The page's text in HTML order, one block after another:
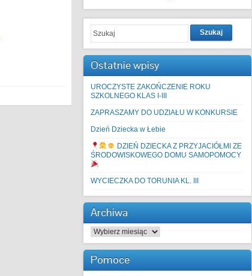
Szukaj
Ostatnie wpisy
UROCZYSTE ZAKOŃCZENIE ROKU
SZKOLNEGO KLAS I-III
ZAPRASZAMY DO UDZIAŁU W KONKURSIE
Dzień Dziecka w Łebie
DZIEŃ DZIECKA Z PRZYJACIÓŁMI ZE
ŚRODOWISKOWEGO DOMU SAMOPOMOCY
WYCIECZKA DO TORUNIA KL. III
Archiwa
Archiwa
Pomoce